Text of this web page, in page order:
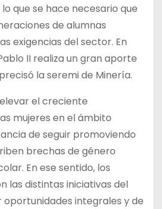
que se hace necesario que
de alumnas
exigencias del sector. En
II realiza un gran aporte
la seremi de Minería.
el creciente
mujeres en el ámbito
de seguir promoviendo
brechas de género
En ese sentido, los
las distintas iniciativas del
integrales y de